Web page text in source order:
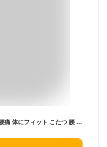
座椅子 コンパクト リクライニング 腰痛 体にフィット こたつ 腰 姿勢 日本製 背筋がピント テレワーク 和楽 北欧 へたりにくい 楽天ランキング1位 腰にいい 健康 疲れない 1人暮らし 壊れない 和楽チェア S インテリア タカミネ